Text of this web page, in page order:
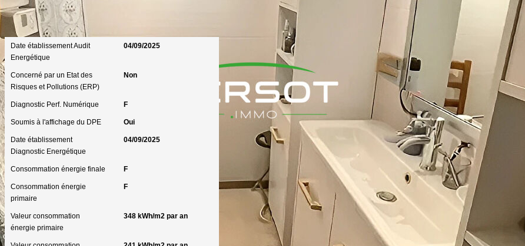
Diagnostics
Date établissement Audit
Energétique
04/09/2025
Concerné par un Etat des
Risques et Pollutions (ERP)
Non
Diagnostic Perf. Numérique F
Soumis à l'affichage du DPE Oui
Date établissement
Diagnostic Energétique
04/09/2025
Consommation énergie finale F
Consommation énergie
primaire
F
Valeur consommation
énergie primaire
348 kWh/m2 par an